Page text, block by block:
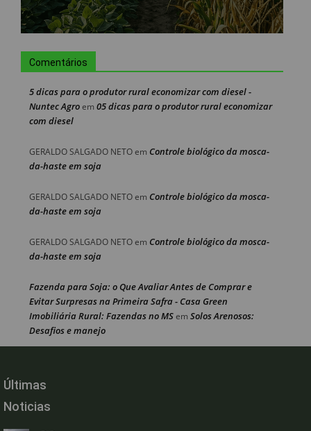
Comentários
5 dicas para o produtor rural economizar com diesel -
Nuntec Agroem 05 dicas para o produtor rural economizar
com diesel
GERALDO SALGADO NETOem Controle biológico da mosca-
da-haste em soja
GERALDO SALGADO NETOem Controle biológico da mosca-
da-haste em soja
GERALDO SALGADO NETOem Controle biológico da mosca-
da-haste em soja
Fazenda para Soja: o Que Avaliar Antes de Comprar e
Evitar Surpresas na Primeira Safra - Casa Green
Imobiliária Rural: Fazendas no MSem Solos Arenosos:
Desafios e manejo
Últimas
Noticias